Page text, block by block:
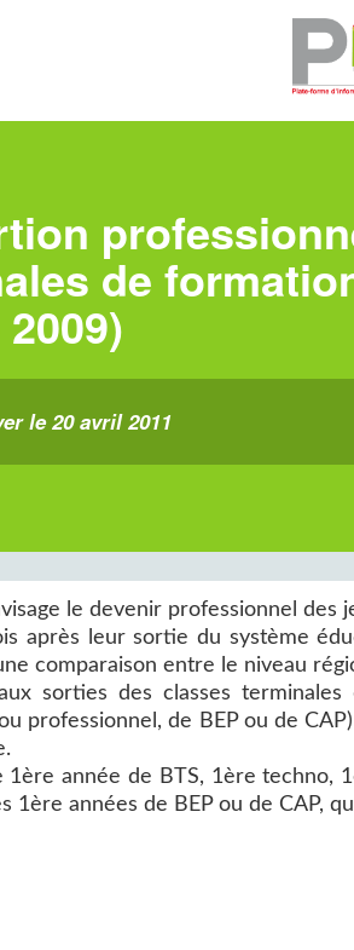
de
le 20 avril 2011
le devenir professionnel des
après leur sortie du système
comparaison entre le niveau
sorties des classes
professionnel, de BEP ou de
1ère année de BTS, 1ère techno,
1ère années de BEP ou de CAP,